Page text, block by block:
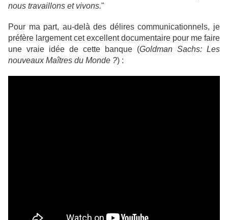
nous travaillons et vivons."
Pour ma part, au-delà des délires communicationnels, je
préfère largement cet excellent documentaire pour me faire
une vraie idée de cette banque (Goldman Sachs: Les
nouveaux Maîtres du Monde ?) :